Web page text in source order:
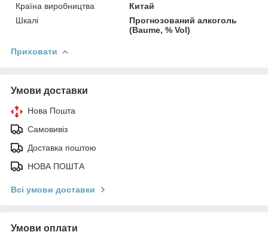
Країна виробництва
Китай
Шкалі
Прогнозований алкоголь
(Baume, % Vol)
Приховати
Умови доставки
Нова Пошта
Самовивіз
Доставка поштою
НОВА ПОШТА
Всі умови доставки
Умови оплати